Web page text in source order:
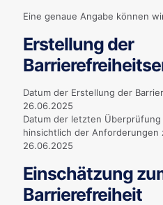
Eine genaue Angabe können
Erstellung der
Datum der Erstellung der
26.06.2025
Datum der letzten
hinsichtlich der Anforderungen
26.06.2025
Einschätzung
Barrierefreiheit